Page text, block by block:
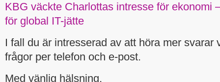
KBG väckte Charlottas intresse för ekonomi
för global IT-jätte
I fall du är intresserad av att höra mer svarar
frågor per telefon och e-post.
Med vänlig hälsning,